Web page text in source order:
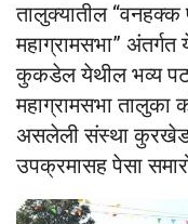
तालुक्यातील “वनहक्क
महाग्रामसभा”
कुकडेल येथील भव्य
महाग्रामसभा तालुका
असलेली संस्था कुरखेडा
उपक्रमासह पेसा